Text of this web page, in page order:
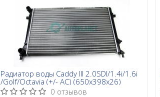
Радиатор воды Caddy III 2.0SDI/1.4i/1.6i
/Golf/Octavia (+/- AC) (650x398x26)
0 отзывов